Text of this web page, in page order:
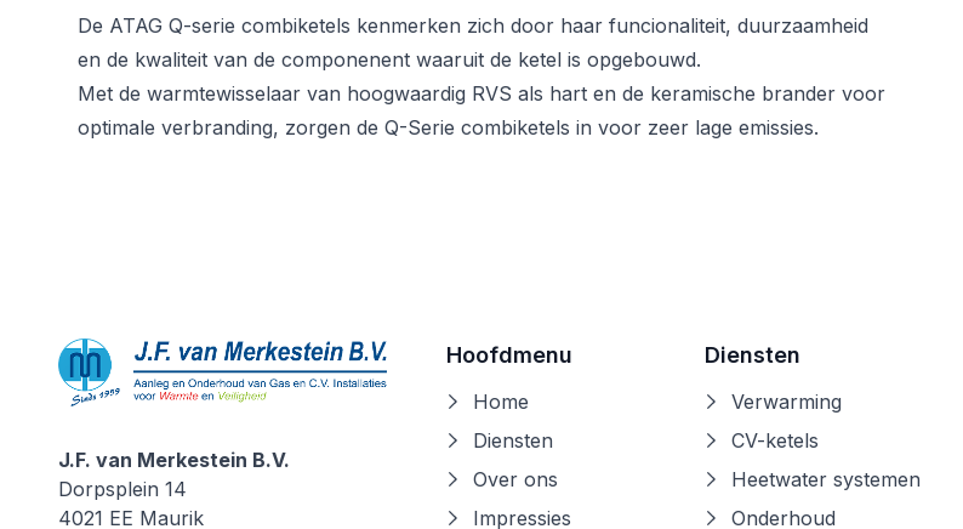
De ATAG Q-serie combiketels kenmerken zich door haar funcionaliteit, duurzaamheid
en de kwaliteit van de componenent waaruit de ketel is opgebouwd.
Met de warmtewisselaar van hoogwaardig RVS als hart en de keramische brander voor
optimale verbranding, zorgen de Q-Serie combiketels in voor zeer lage emissies.
J.F. van Merkestein B.V.
J.F. van Merkestein B.V.
Dorpsplein 14
4021 EE Maurik
Hoofdmenu
Home
Diensten
Over ons
Impressies
Diensten
Verwarming
CV-ketels
Heetwater systemen
Onderhoud